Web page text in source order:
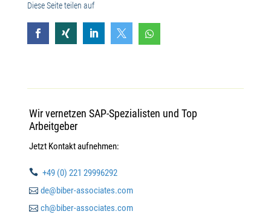
Diese Seite teilen auf
    
Wir vernetzen SAP-Spezialisten und Top
Arbeitgeber
Jetzt Kontakt aufnehmen:
 +49 (0) 221 29996292
de@biber-associates.com
ch@biber-associates.com